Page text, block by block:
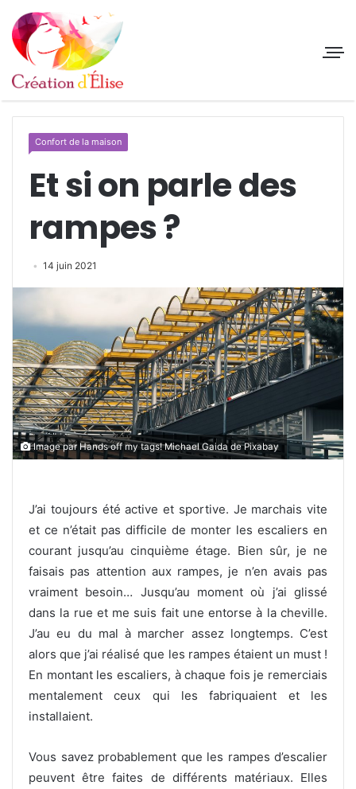
Confort de la maison
Et si on parle des
rampes ?
14 juin 2021
Image par Hands off my tags! Michael Gaida de Pixabay
J’ai toujours été active et sportive. Je marchais vite
et ce n’était pas difficile de monter les escaliers en
courant jusqu’au cinquième étage. Bien sûr, je ne
faisais pas attention aux rampes, je n’en avais pas
vraiment besoin… Jusqu’au moment où j’ai glissé
dans la rue et me suis fait une entorse à la cheville.
J’au eu du mal à marcher assez longtemps. C’est
alors que j’ai réalisé que les rampes étaient un must !
En montant les escaliers, à chaque fois je remerciais
mentalement ceux qui les fabriquaient et les
installaient.
Vous savez probablement que les rampes d’escalier
peuvent être faites de différents matériaux. Elles